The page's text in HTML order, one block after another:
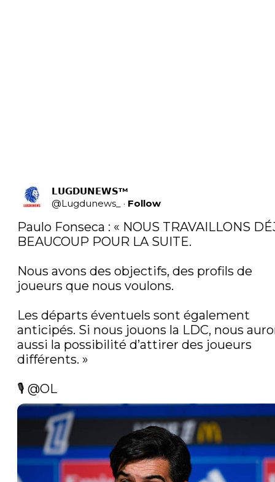
𝗟𝗨𝗚𝗗𝗨𝗡𝗘𝗪𝗦™
@Lugdunews_ · Follow
Paulo Fonseca : « NOUS TRAVAILLONS
BEAUCOUP POUR LA SUITE.
Nous avons des objectifs, des profils de
joueurs que nous voulons.
Les départs éventuels sont également
anticipés. Si nous jouons la LDC, nous
aussi la possibilité d’attirer des joueurs
différents. »
🎙️ @OL